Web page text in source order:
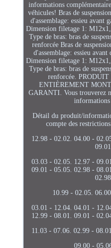
informations
véhicules! Bras de
d'assemblage: essieu avant
Dimension filetage 1:
Type de bras: bras de
renforcée Bras de
d'assemblage: essieu
Dimension filetage 1:
Type de bras: bras de
renforcée.
ENTIÈREMENT
GARANTI. Vous trouverez
informations
Détail du produit/
compte des
12.98 - 02.02. 04.00 -
03.03 - 02.05. 12.97 -
09.01 - 05.05. 02.98 -
10.99 - 02.05.
03.01 - 12.04. 04.01 -
12.99 - 08.01. 09.01 -
11.03 - 07.06. 02.99 -
09.00 -